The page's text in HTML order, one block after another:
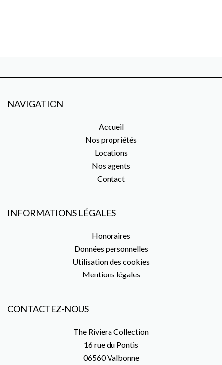
NAVIGATION
Accueil
Nos propriétés
Locations
Nos agents
Contact
INFORMATIONS LÉGALES
Honoraires
Données personnelles
Utilisation des cookies
Mentions légales
CONTACTEZ-NOUS
The Riviera Collection
16 rue du Pontis
06560Valbonne